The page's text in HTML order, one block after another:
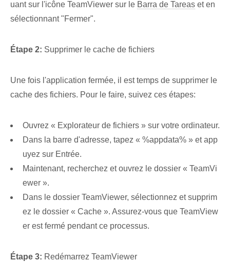
uant sur l'icône TeamViewer sur le Barra de Tareas et en
sélectionnant "Fermer".
Étape 2: Supprimer le cache de fichiers
Une fois l'application fermée, il est temps de supprimer le
cache des fichiers. Pour le faire, suivez ces étapes:
Ouvrez « Explorateur de fichiers » sur votre ordinateur.
Dans la barre d'adresse, tapez « %appdata% » et app
uyez sur Entrée.
Maintenant, recherchez et ouvrez le dossier « TeamVi
ewer ».
Dans le dossier TeamViewer, sélectionnez et supprim
ez le dossier « Cache ». Assurez-vous que TeamView
er est fermé pendant ce processus.
Étape 3: Redémarrez TeamViewer